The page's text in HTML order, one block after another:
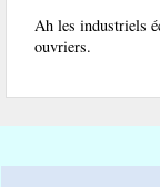
Ah les industriels
ouvriers.